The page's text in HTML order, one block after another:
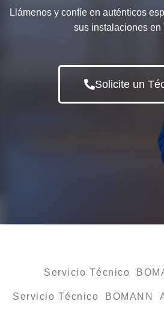
Llámenos y confíe en auténticos
sus instalaciones en
Solicite un
Servicio Técnico
Servicio Técnico BOMANN